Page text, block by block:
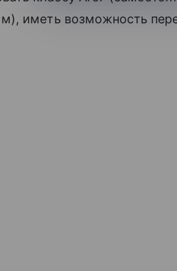
иметь возможность